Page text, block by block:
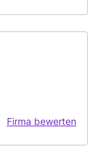
Firma bewerten